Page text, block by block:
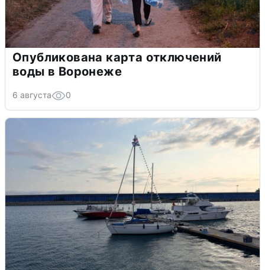
Опубликована карта отключений
воды в Воронеже
6 августа 0